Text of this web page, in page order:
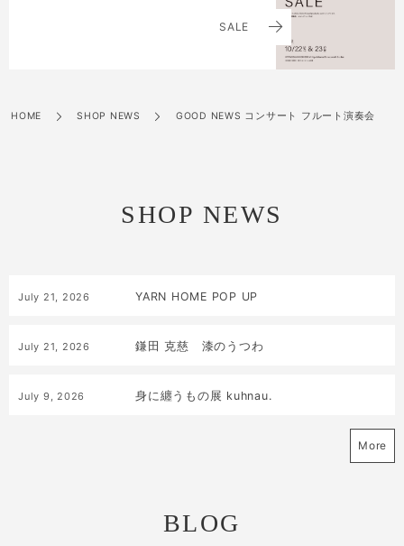
SALE
HOME SHOP NEWS GOOD NEWS コンサート フルート演奏会
SHOP NEWS
July 21, 2026 YARN HOME POP UP
July 21, 2026 鎌田 克慈 漆のうつわ
July 9 , 2026 身に纏うもの展 kuhnau.
More
BLOG